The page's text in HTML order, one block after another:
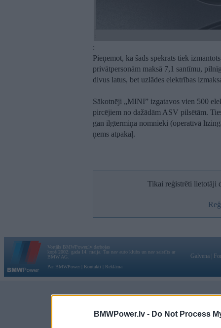
BMWPower.lv - Do Not Process
:
:
:
Pieņemot, ka šāds spēkrats tiek
privātpersonām maksā 7,1 santīmu,
divus latus, bet uzlādes elektrības
Sākotnēji „MINI” izgatavos vien 500
pircējiem no dažādām ASV pilsētām.
gan ilgtermiņa nomnieki (operatīvā
ņems atpakaļ.
Tikai reģistrēti lietotāji
Vortāls BMWPower.lv darbojas
kopš 2002. gada 14. maija. Tas nav auto klubs un nav saistīts ar
BMW AG.
Par BMWPower
Kontakti Reklāma
Galvena